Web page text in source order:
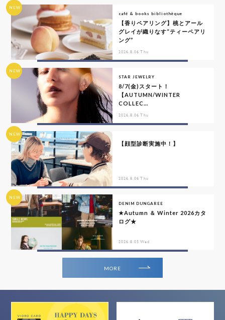
NEW
café & books bibliothèque
【香りペアリング】桃とアール
グレイが織りなす“ティーペアリ
ング”
2026.8.06 Thu
NEW
STAR JEWELRY
8/7(金)スタート！
【AUTUMN/WINTER
COLLEC...
2026.8.06 Thu
NEW
【顔型診断実施中！】
2026.8.06 Thu
NEW
DENIM DUNGAREE
★Autumn ＆ Winter 2026カタ
ログ★
2026.8.05 Wed
MORE